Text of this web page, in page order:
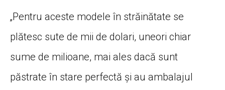
„Pentru aceste modele în străinătate se
plătesc sute de mii de dolari, uneori chiar
sume de milioane, mai ales dacă sunt
păstrate în stare perfectă și au ambalajul